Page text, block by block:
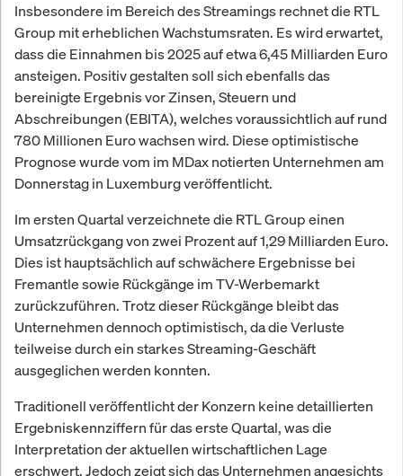
Insbesondere im Bereich des Streamings rechnet die RTL
Group mit erheblichen Wachstumsraten. Es wird erwartet,
dass die Einnahmen bis 2025 auf etwa 6,45 Milliarden Euro
ansteigen. Positiv gestalten soll sich ebenfalls das
bereinigte Ergebnis vor Zinsen, Steuern und
Abschreibungen (EBITA), welches voraussichtlich auf rund
780 Millionen Euro wachsen wird. Diese optimistische
Prognose wurde vom im MDax notierten Unternehmen am
Donnerstag in Luxemburg veröffentlicht.
Im ersten Quartal verzeichnete die RTL Group einen
Umsatzrückgang von zwei Prozent auf 1,29 Milliarden Euro.
Dies ist hauptsächlich auf schwächere Ergebnisse bei
Fremantle sowie Rückgänge im TV-Werbemarkt
zurückzuführen. Trotz dieser Rückgänge bleibt das
Unternehmen dennoch optimistisch, da die Verluste
teilweise durch ein starkes Streaming-Geschäft
ausgeglichen werden konnten.
Traditionell veröffentlicht der Konzern keine detaillierten
Ergebniskennziffern für das erste Quartal, was die
Interpretation der aktuellen wirtschaftlichen Lage
erschwert. Jedoch zeigt sich das Unternehmen angesichts